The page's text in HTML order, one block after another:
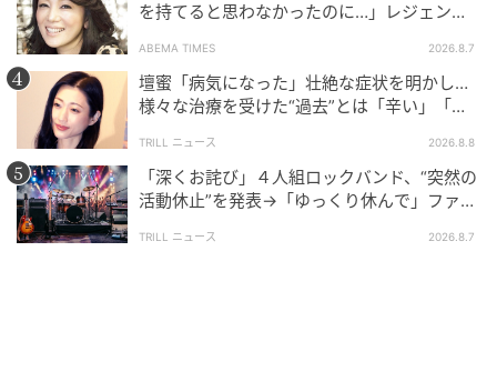
を持てると思わなかったのに…」レジェンド
ABEMA TIMES 2026.8.7
壇蜜「病気になった」壮絶な症状を明かし…
様々な治療を受けた“過去”とは「辛い」「苦
TRILL ニュース 2026.8.8
「深くお詫び」４人組ロックバンド、“突然の
活動休止”を発表→「ゆっくり休んで」ファン
TRILL ニュース 2026.8.7